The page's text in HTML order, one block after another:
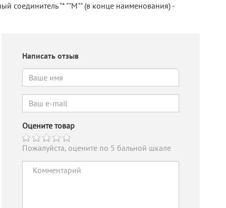
соединитель "* ""М"" (в конце наименования) -
Написать отзыв
Оцените товар
Пожалуйста, оцените по 5 бальной шкале